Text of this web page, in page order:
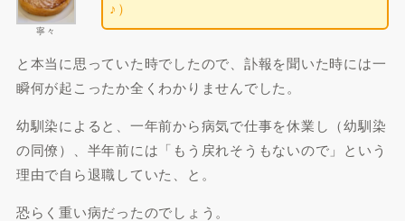
寧々
♪）
と本当に思っていた時でしたので、訃報を聞いた時には一
瞬何が起こったか全くわかりませんでした。
幼馴染によると、一年前から病気で仕事を休業し（幼馴染
の同僚）、半年前には「もう戻れそうもないので」という
理由で自ら退職していた、と。
恐らく重い病だったのでしょう。